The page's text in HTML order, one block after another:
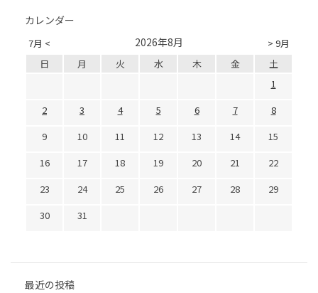
カレンダー
7月 < > 9月
2026年8月
日 月 火 水 木 金
土
1
2
3 4 5 6 7
8
9
10 11 12 13 14
15
16
17 18 19 20 21
22
23
24 25 26 27 28
29
30
31
最近の投稿